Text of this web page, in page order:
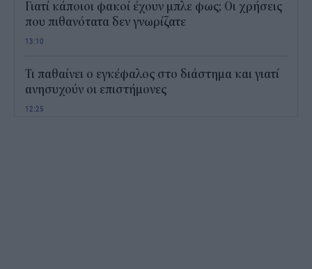
Γιατί κάποιοι φακοί έχουν μπλε φως; Οι χρήσεις
που πιθανότατα δεν γνωρίζατε
13:10
Τι παθαίνει ο εγκέφαλος στο διάστημα και γιατί
ανησυχούν οι επιστήμονες
12:25